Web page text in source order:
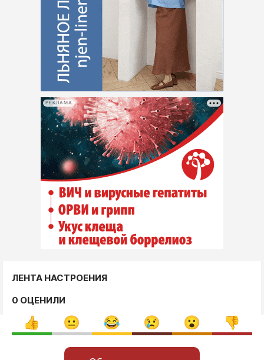
РЕКЛАМА
ЛЕНТА НАСТРОЕНИЯ
0 ОЦЕНИЛИ